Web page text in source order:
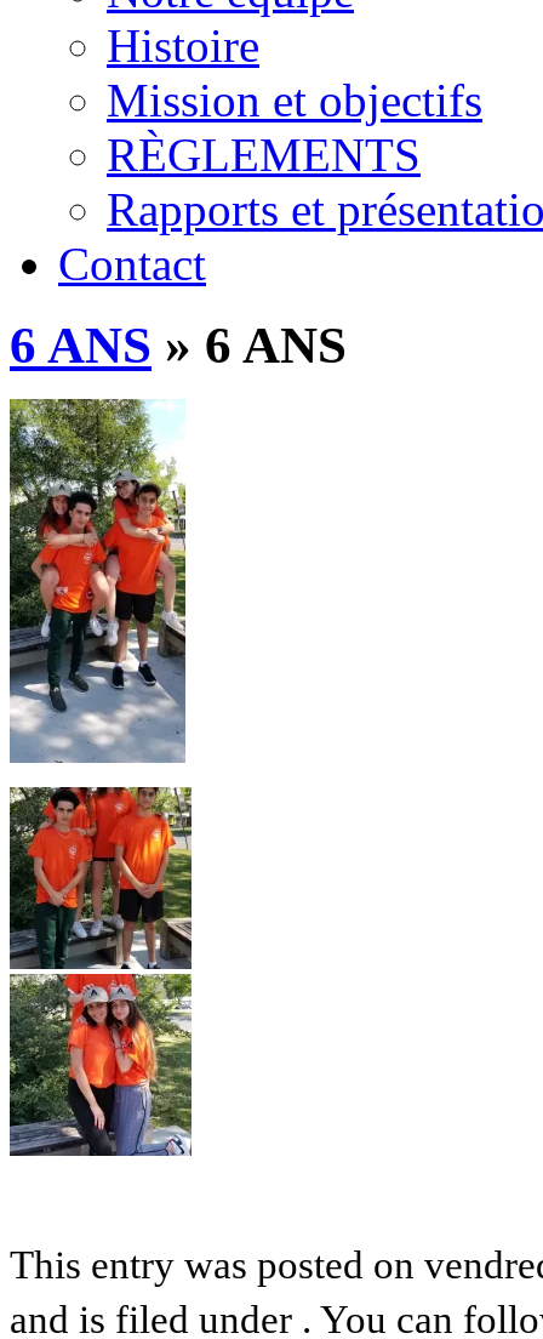
Histoire
Mission et objectifs
RÈGLEMENTS
Rapports et
Contact
6 ANS » 6 ANS
This entry was posted on
and is filed under . You can